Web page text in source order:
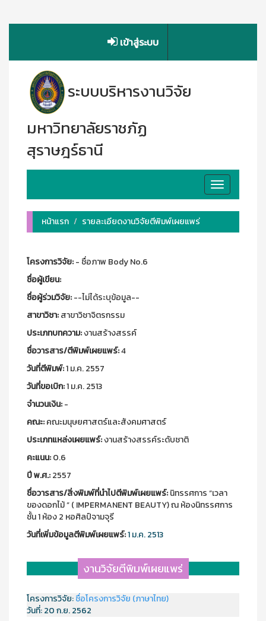
เข้าสู่ระบบ
ระบบบริหารงานวิจัย
มหาวิทยาลัยราชภัฏ
สุราษฎร์ธานี
Toggle
navigation
หน้าแรก
รายละเอียดงานวิจัยตีพิมพ์เผยแพร่
โครงการวิจัย:- ชื่อภาพ Body No.6
ชื่อผู้เขียน:
ชื่อผู้ร่วมวิจัย:--ไม่ได้ระบุข้อมูล--
สาขาวิชา:สาขาวิชาจิตรกรรม
ประเภทบทความ:งานสร้างสรรค์
ชื่อวารสาร/ตีพิมพ์เผยแพร์:4
วันที่ตีพิมพ์:1 ม.ค. 2557
วันที่ขอเบิก:1 ม.ค. 2513
จำนวนเงิน:-
คณะ:คณะมนุษยศาสตร์และสังคมศาสตร์
ประเภทแหล่งเผยแพร์:งานสร้างสรรค์ระดับชาติ
คะแนน:0.6
ปี พ.ศ.:2557
ชื่อวารสาร/สิ่งพิมพ์ที่นำไปตีพิมพ์เผยแพร์:นิทรรศการ “เวลา
ของดอกไม้ ” ( IMPERMANENT BEAUTY) ณ ห้องนิทรรศการ
ชั้น 1 ห้อง 2 หอศิลป์จามจุรี
วันที่เพิ่มข้อมูลตีพิมพ์เผยแพร์:1 ม.ค. 2513
งานวิจัยตีพิมพ์เผยแพร่
โครงการวิจัย:ชื่อโครงการวิจัย (ภาษาไทย)
วันที่:20 ก.ย. 2562